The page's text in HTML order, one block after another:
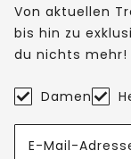
Von aktuellen
bis hin zu
du nichts mehr!
Damen
E-Mail-